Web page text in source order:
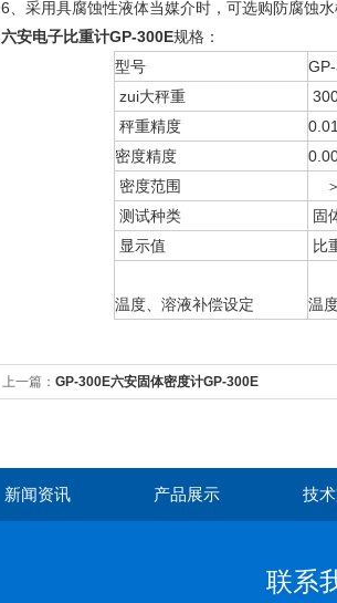
6、采用具腐蚀性液体当媒介时，可选购防腐蚀水
六安电子比重计GP-300E规格：
型号
zui大秤重
秤重精度
密度精度
密度范围
＞
测试种类
固
显示值
比
温度、溶液补偿设定 温
上一篇： GP-300E六安固体密度计GP-300E
新闻资讯 产品展示 技
联系